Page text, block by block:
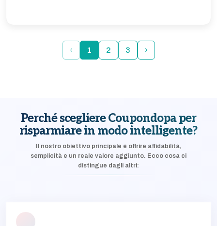
‹ 1 2 3 ›
Perché scegliere Coupondopa per
risparmiare in modo intelligente?
Il nostro obiettivo principale è offrire affidabilità,
semplicità e un reale valore aggiunto. Ecco cosa ci
distingue dagli altri: